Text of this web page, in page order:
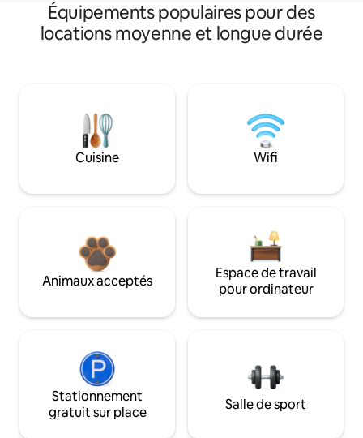
Équipements populaires pour des
locations moyenne et longue durée
Cuisine Wifi
Animaux acceptés
Espace de travail
pour ordinateur
Stationnement
gratuit sur place
Salle de sport